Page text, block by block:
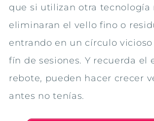
que si utilizan otra tecnología
eliminaran el vello fino o
entrando en un círculo
fín de sesiones. Y recuerda el
rebote, pueden hacer crecer
antes no tenías.